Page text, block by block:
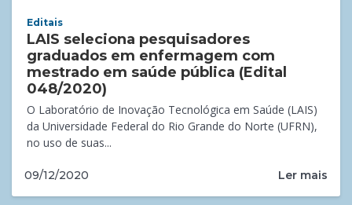
Editais
LAIS seleciona pesquisadores
graduados em enfermagem com
mestrado em saúde pública (Edital
048/2020)
O Laboratório de Inovação Tecnológica em Saúde (LAIS)
da Universidade Federal do Rio Grande do Norte (UFRN),
no uso de suas...
09/12/2020 Ler mais